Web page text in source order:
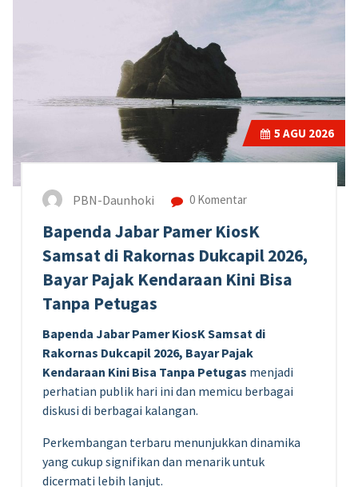
5 AGU 2026
PBN-Daunhoki 0 Komentar
Bapenda Jabar Pamer KiosK
Samsat di Rakornas Dukcapil 2026,
Bayar Pajak Kendaraan Kini Bisa
Tanpa Petugas
Bapenda Jabar Pamer KiosK Samsat di
Rakornas Dukcapil 2026, Bayar Pajak
Kendaraan Kini Bisa Tanpa Petugas menjadi
perhatian publik hari ini dan memicu berbagai
diskusi di berbagai kalangan.
Perkembangan terbaru menunjukkan dinamika
yang cukup signifikan dan menarik untuk
dicermati lebih lanjut.